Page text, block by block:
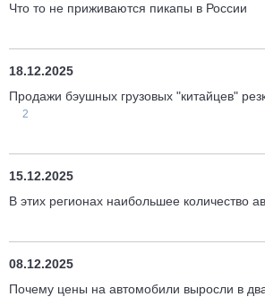
Что то не приживаются пикапы в России
18.12.2025
Продажи бэушных грузовых "китайцев"
2
15.12.2025
В этих регионах наибольшее количество
08.12.2025
Почему цены на автомобили выросли в